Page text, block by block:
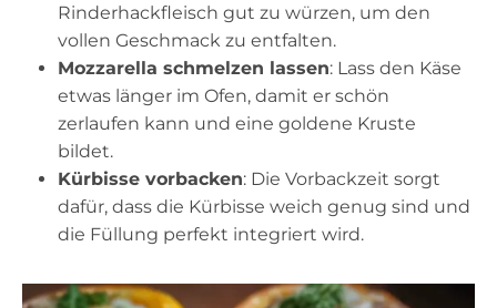
Rinderhackfleisch gut zu würzen, um den
vollen Geschmack zu entfalten.
Mozzarella schmelzen lassen: Lass den Käse
etwas länger im Ofen, damit er schön
zerlaufen kann und eine goldene Kruste
bildet.
Kürbisse vorbacken: Die Vorbackzeit sorgt
dafür, dass die Kürbisse weich genug sind und
die Füllung perfekt integriert wird.